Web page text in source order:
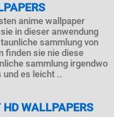
anime wallpaper
in dieser anwendung
sammlung von
finden sie nie diese
sammlung irgendwo
und es leicht ..
HD WALLPAPERS